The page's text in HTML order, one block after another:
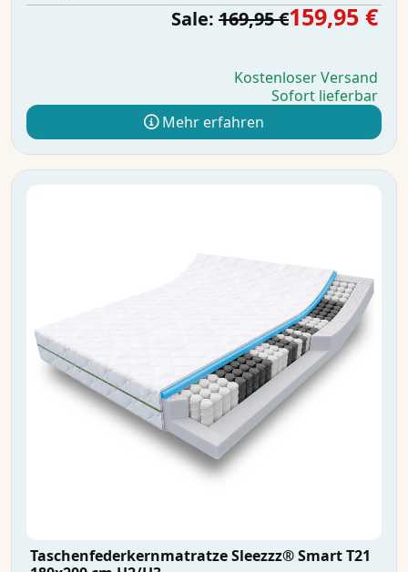
Sale: 169,95 €159,95 €
Kostenloser Versand
Sofort lieferbar
Mehr erfahren
Taschenfederkernmatratze Sleezzz® Smart T21